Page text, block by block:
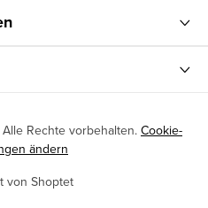
von Shoptet
Alle Rechte vorbehalten. Cookie-
ändern